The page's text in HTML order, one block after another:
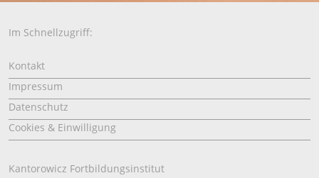
Im Schnellzugriff:
Kontakt
Impressum
Datenschutz
Cookies & Einwilligung
Kantorowicz Fortbildungsinstitut